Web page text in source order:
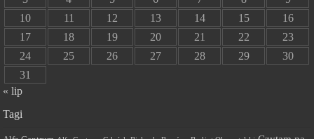
10
11 12 13 14 15
16
17
18 19 20 21 22
23
24
25 26 27 28 29
30
31
« lip
Tagi